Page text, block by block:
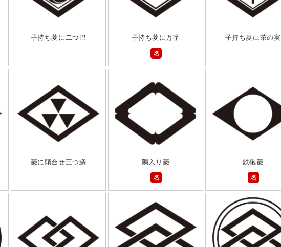
子持ち菱に二つ巴
子持ち菱に万字
名
子持ち菱に茶の実
菱に頭合せ三つ鱗
隅入り菱
名
鉄砲菱
名